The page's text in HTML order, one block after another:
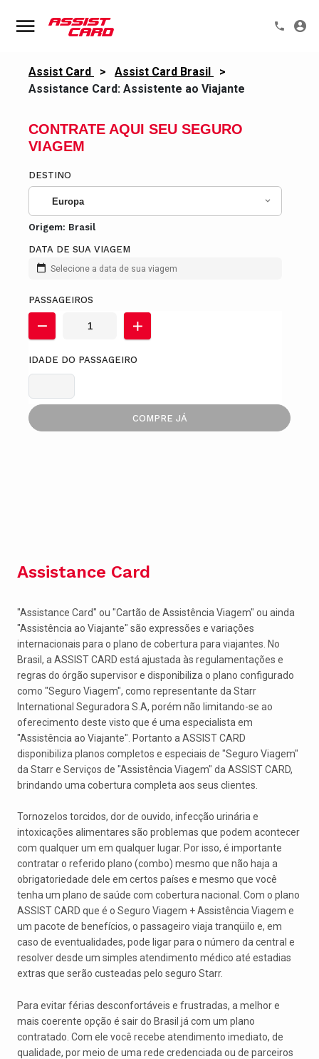
Assist Card > Assist Card Brasil
>
Assistance Card: Assistente ao Viajante
CONTRATE AQUI SEU SEGURO
VIAGEM
DESTINO
Europa
Origem: Brasil
DATA DE SUA VIAGEM
Selecione a data de sua viagem
PASSAGEIROS
IDADE DO PASSAGEIRO
COMPRE JÁ
Assistance Card
"Assistance Card" ou "Cartão de Assistência Viagem" ou ainda
"Assistência ao Viajante" são expressões e variações
internacionais para o plano de cobertura para viajantes. No
Brasil, a ASSIST CARD está ajustada às regulamentações e
regras do órgão supervisor e disponibiliza o plano configurado
como "Seguro Viagem", como representante da Starr
International Seguradora S.A, porém não limitando-se ao
oferecimento deste visto que é uma especialista em
"Assistência ao Viajante". Portanto a ASSIST CARD
disponibiliza planos completos e especiais de "Seguro Viagem"
da Starr e Serviços de "Assistência Viagem" da ASSIST CARD,
brindando uma cobertura completa aos seus clientes.
Tornozelos torcidos, dor de ouvido, infecção urinária e
intoxicações alimentares são problemas que podem acontecer
com qualquer um em qualquer lugar. Por isso, é importante
contratar o referido plano (combo) mesmo que não haja a
obrigatoriedade dele em certos países e mesmo que você
tenha um plano de saúde com cobertura nacional. Com o plano
ASSIST CARD que é o Seguro Viagem + Assistência Viagem e
um pacote de benefícios, o passageiro viaja tranqüilo e, em
caso de eventualidades, pode ligar para o número da central e
resolver desde um simples atendimento médico até estadias
extras que serão custeadas pelo seguro Starr.
Para evitar férias desconfortáveis e frustradas, a melhor e
mais coerente opção é sair do Brasil já com um plano
contratado. Com ele você recebe atendimento imediato, de
qualidade, por meio de uma rede credenciada ou de parceiros